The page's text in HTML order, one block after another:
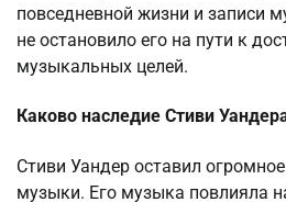
повседневной жизни и записи
не остановило его на пути к
музыкальных целей.
Каково наследие Стиви
Стиви Уандер оставил
музыки. Его музыка повлияла